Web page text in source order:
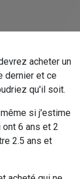
acheter un
dernier et ce
qu'il soit.
si j'estime
6 ans et 2
2.5 ans et